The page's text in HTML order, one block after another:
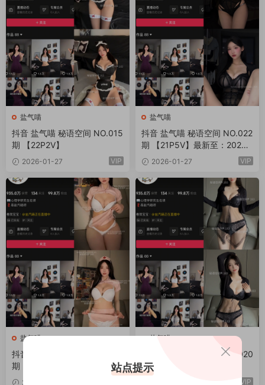
盐气喵
抖音 盐气喵 秘语空间 NO.015
期 【22P2V】
2026-01-27 VIP
盐气喵
抖音 盐气喵 秘语空间 NO.022
期 【21P5V】最新至：2026.
1.302026-01-27 VIP
盐气喵
抖音 盐气喵 秘语空间 NO.021
期 【18P】
2026-01-27
盐气喵
抖音 盐气喵 秘语空间 NO.020
期 【23P2V】
VIP
站点提示